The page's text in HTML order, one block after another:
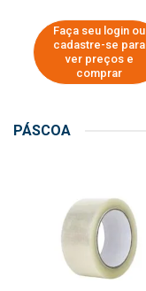
Faça seu login ou
cadastre-se para
ver preços e
comprar
PÁSCOA